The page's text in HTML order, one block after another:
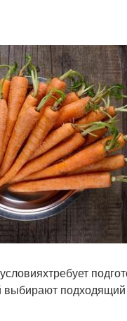
подходящий